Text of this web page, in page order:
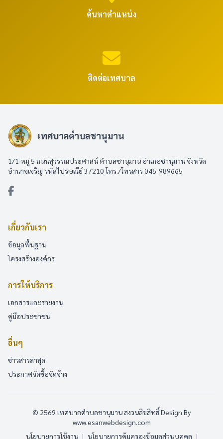
ค้นหาตำแหน่ง
ติดต่อเทศบาล
เทศบาลตำบลชานุมาน
1/1 หมู่ 5 ถนนสุวรรณประศาสน์ ตำบลชานุมาน อำเภอชานุมาน จังหวัด
อำนาจเจริญ รหัสไปรษณีย์ 37210 โทร./โทรสาร 045-989665
เกี่ยวกับเรา
ข้อมูลพื้นฐาน
โครงสร้างองค์กร
การให้บริการ
เอกสารและรายงาน
คู่มือประชาชน
อื่นๆ
ข่าวสารล่าสุด
ประกาศจัดซื้อจัดจ้าง
© 2569 เทศบาลตำบลชานุมาน สงวนลิขสิทธิ์Design By
www.esanwebdesign.com
นโยบายการใช้งาน | นโยบายการคุ้มครองข้อมูลส่วนบุคคล |